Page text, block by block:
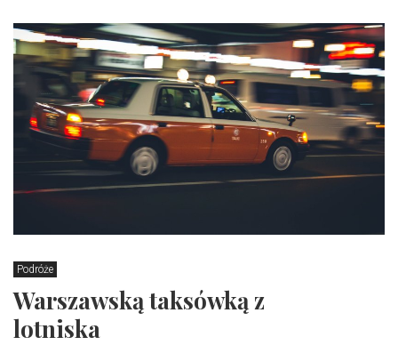
Podróże
Warszawską taksówką z
lotniska